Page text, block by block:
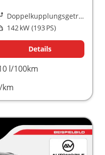
Getriebe
Doppelkupplungsgetriebe (DSG)
142 kW (193 PS)
Details
l/100km
km